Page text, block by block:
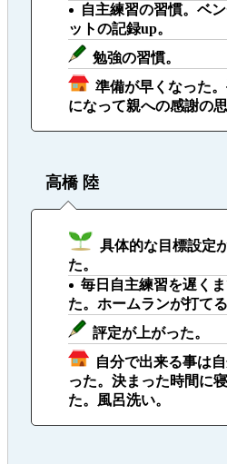
自主練習の習慣。ベ
ットの記録up。
勉強の習慣。
準備が早くなった
になって親への感謝の
高橋 陸
具体的な目標設定
た。
毎日自主練習を遅く
た。ホームランが打て
評定が上がった。
自分で出来る事は
った。決まった時間に
た。風呂洗い。